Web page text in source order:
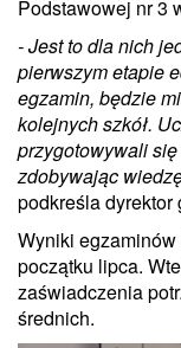
Podstawowej nr 3
- Jest to dla nich
pierwszym etapie
egzamin, będzie
kolejnych szkół.
przygotowywali
zdobywając
podkreśla dyrektor
Wyniki
początku lipca.
zaświadczenia
średnich.